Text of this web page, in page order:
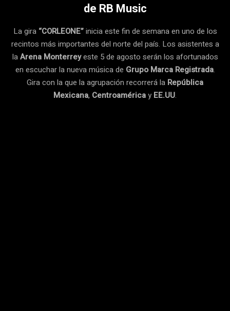
de RB Music
La gira “CORLEONE”inicia este fin de semana en uno de los
recintos más importantes del norte del país. Los asistentes a
laArena Monterreyeste 5 de agosto serán los afortunados
en escuchar la nueva música de Grupo Marca Registrada.
Gira con la que la agrupación recorrerá la República
Mexicana, Centroaméricay EE.UU.